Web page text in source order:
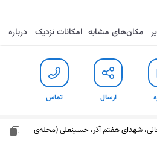
ارسال تماس مکان‌های مشابه امکانات نزدیک درباره
ارسال تماس
شهدای هفتم آذر، حسینعلی (محله‌ی